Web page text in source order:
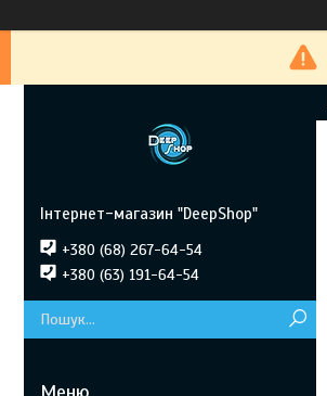
Інтернет-магазин "DeepShop"
+380 (68) 267-64-54
+380 (63) 191-64-54